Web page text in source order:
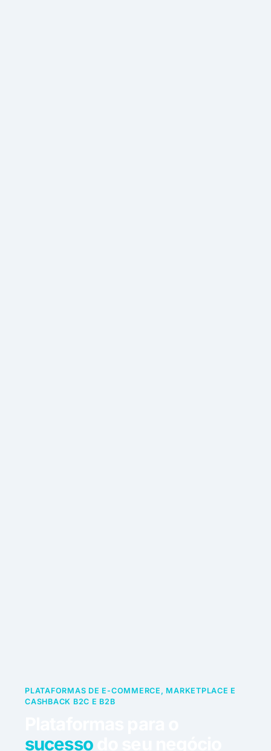
PLATAFORMAS DE E-COMMERCE, MARKETPLACE E
CASHBACK B2C E B2B
sucessodo seu negócio